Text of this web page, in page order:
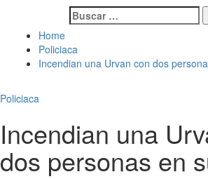
Buscar:
Home
Policiaca
Incendian una Urvan con dos
Policiaca
Incendian una
dos personas en